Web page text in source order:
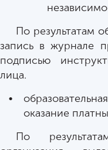
По результатам
запись в журнале
подписью
лица.
оказание
По